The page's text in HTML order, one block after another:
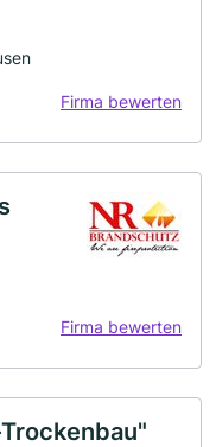
Firma bewerten
Firma bewerten